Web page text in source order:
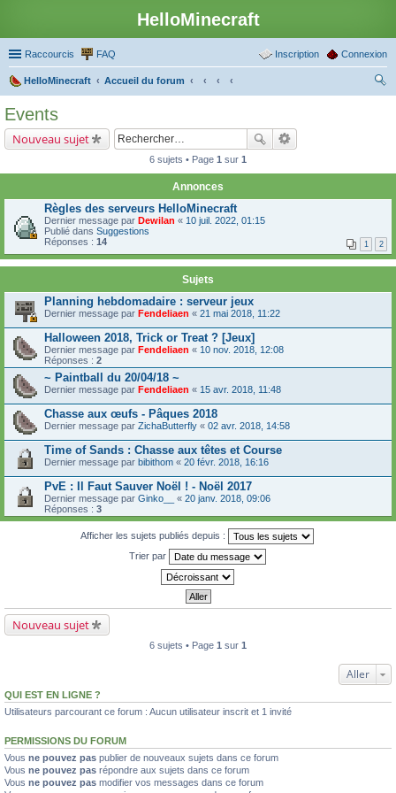
HelloMinecraft
Raccourcis FAQ Connexion
Inscription
HelloMinecraft
Accueil du forum
Events
Nouveau sujet
6 sujets • Page 1 sur 1
Annonces
Règles des serveurs HelloMinecraft
Dernier message par Dewilan « 10 juil. 2022, 01:15
Publié dans Suggestions
Réponses : 14 1 2
Sujets
Planning hebdomadaire : serveur jeux
Dernier message par Fendeliaen « 21 mai 2018, 11:22
Halloween 2018, Trick or Treat ? [Jeux]
Dernier message par Fendeliaen « 10 nov. 2018, 12:08
Réponses : 2
~ Paintball du 20/04/18 ~
Dernier message par Fendeliaen « 15 avr. 2018, 11:48
Chasse aux œufs - Pâques 2018
Dernier message par ZichaButterfly « 02 avr. 2018, 14:58
Time of Sands : Chasse aux têtes et Course
Dernier message par bibithom « 20 févr. 2018, 16:16
PvE : Il Faut Sauver Noël ! - Noël 2017
Dernier message par Ginko__ « 20 janv. 2018, 09:06
Réponses : 3
Afficher les sujets publiés depuis :
Trier par
Nouveau sujet
6 sujets • Page 1 sur 1
Aller
QUI EST EN LIGNE ?
Utilisateurs parcourant ce forum : Aucun utilisateur inscrit et 1 invité
PERMISSIONS DU FORUM
Vous ne pouvez pas publier de nouveaux sujets dans ce forum
Vous ne pouvez pas répondre aux sujets dans ce forum
Vous ne pouvez pas modifier vos messages dans ce forum